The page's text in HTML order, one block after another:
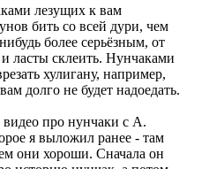
лезущих к вам
бить со всей дури, чем
более серьёзным, от
ласты склеить. Нунчаками
хулигану, например,
долго не будет надоедать.
про нунчаки с А.
я выложил ранее - там
они хороши. Сначала он